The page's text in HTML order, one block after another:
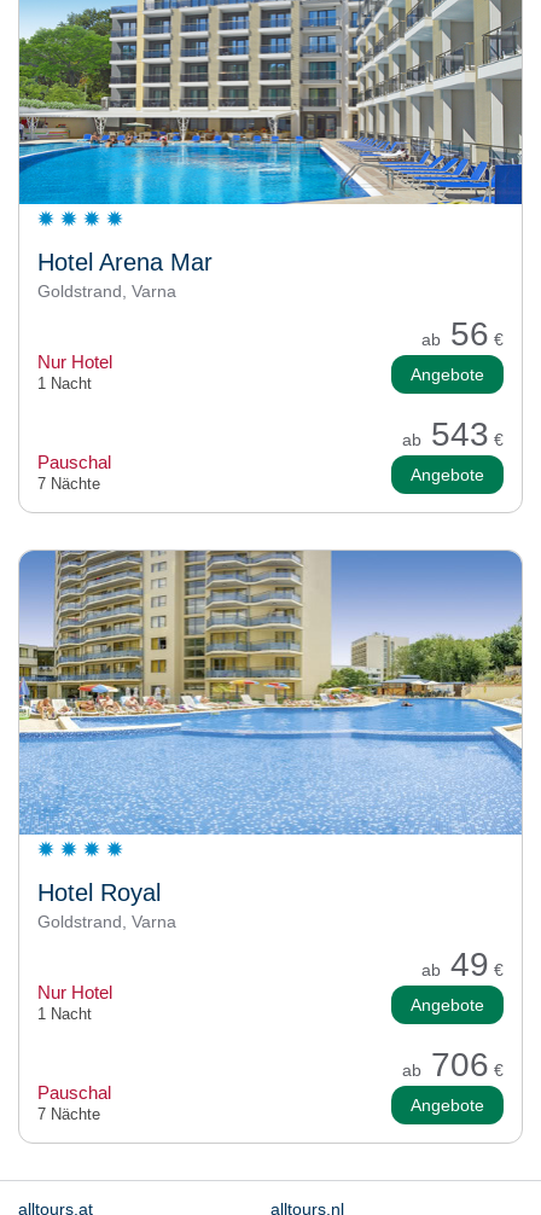
Hotel Arena Mar
Goldstrand, Varna
ab 56 €
Nur Hotel
1 Nacht Angebote
ab 543 €
Pauschal
7 Nächte Angebote
Hotel Royal
Goldstrand, Varna
ab 49 €
Nur Hotel
1 Nacht Angebote
ab 706 €
Pauschal
7 Nächte Angebote
alltours.at alltours.nl